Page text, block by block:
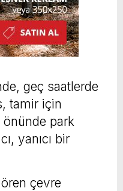
geç saatlerde
tamir için
park
yanıcı bir
çevre